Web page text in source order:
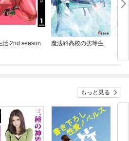
活 2nd season 魔法科高校の劣等生
楽園
もっと見る